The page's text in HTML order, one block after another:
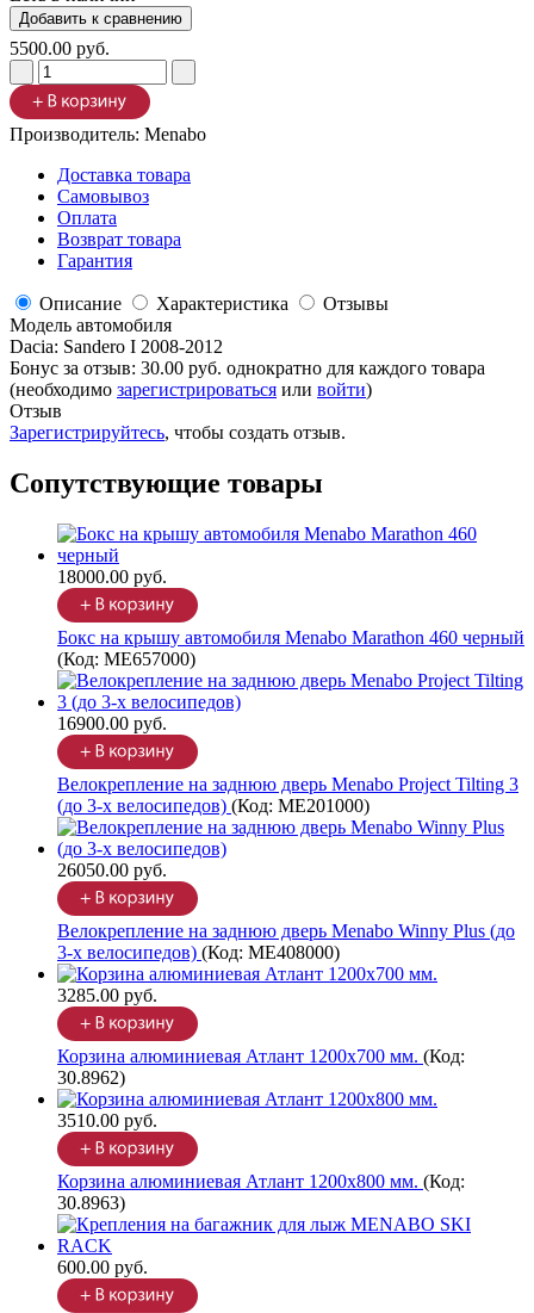
5500.00 руб.
Производитель: Menabo
Доставка товара
Самовывоз
Оплата
Возврат товара
Гарантия
Описание Характеристика
Отзывы
Модель автомобиля
Dacia: Sandero I 2008-2012
Бонус за отзыв: 30.00 руб. однократно для каждого товара
(необходимо зарегистрироваться или войти)
Отзыв
Зарегистрируйтесь, чтобы создать отзыв.
Сопутствующие товары
18000.00 руб.
Бокс на крышу автомобиля Menabo Marathon 460 черный
(Код: ME657000)
16900.00 руб.
Велокрепление на заднюю дверь Menabo Project Tilting 3
(до 3-х велосипедов) (Код: ME201000)
26050.00 руб.
Велокрепление на заднюю дверь Menabo Winny Plus (до
3-х велосипедов) (Код: ME408000)
3285.00 руб.
Корзина алюминиевая Атлант 1200х700 мм. (Код:
30.8962)
3510.00 руб.
Корзина алюминиевая Атлант 1200х800 мм. (Код:
30.8963)
600.00 руб.